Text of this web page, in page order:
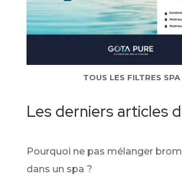
TOUS LES FILTRES SPA
Les derniers articles
Pourquoi ne pas mélanger
dans un spa ?